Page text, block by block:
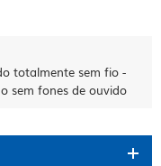
totalmente sem fio -
sem fones de ouvido